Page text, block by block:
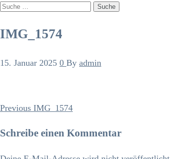
SUCHE
IMG_1574
15. Januar 2025 0 By admin
Beitrags-
Navigation
Previous
Previous IMG_1574
Schreibe einen Kommentar